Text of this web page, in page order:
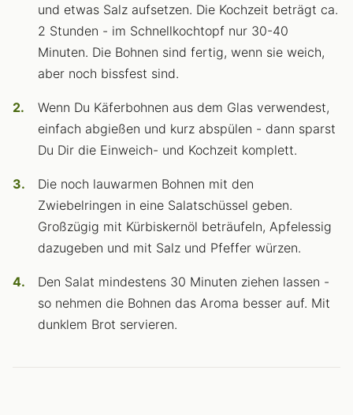
und etwas Salz aufsetzen. Die Kochzeit beträgt ca.
2 Stunden - im Schnellkochtopf nur 30-40
Minuten. Die Bohnen sind fertig, wenn sie weich,
aber noch bissfest sind.
Wenn Du Käferbohnen aus dem Glas verwendest,
einfach abgießen und kurz abspülen - dann sparst
Du Dir die Einweich- und Kochzeit komplett.
Die noch lauwarmen Bohnen mit den
Zwiebelringen in eine Salatschüssel geben.
Großzügig mit Kürbiskernöl beträufeln, Apfelessig
dazugeben und mit Salz und Pfeffer würzen.
Den Salat mindestens 30 Minuten ziehen lassen -
so nehmen die Bohnen das Aroma besser auf. Mit
dunklem Brot servieren.